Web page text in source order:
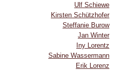
Ulf Schiewe
Kirsten Schützhofer
Steffanie Burow
Jan Winter
Iny Lorentz
Sabine Wassermann
Erik Lorenz